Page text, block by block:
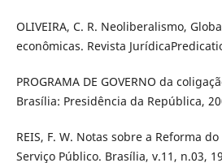
OLIVEIRA, C. R. Neoliberalismo,
econômicas. Revista
PROGRAMA DE GOVERNO da
Brasília: Presidência da República,
REIS, F. W. Notas sobre a Reforma
Serviço Público. Brasília, v.11, n.03,